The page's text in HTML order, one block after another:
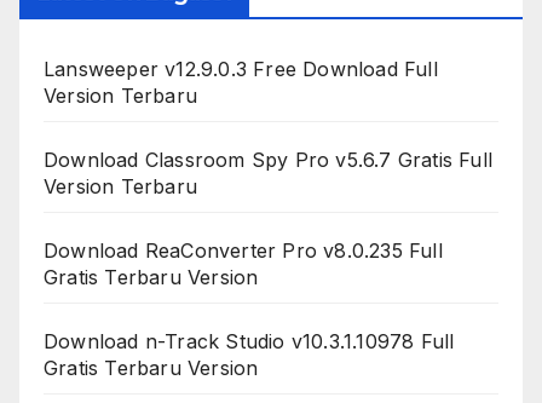
Lansweeper v12.9.0.3 Free Download Full
Version Terbaru
Download Classroom Spy Pro v5.6.7 Gratis Full
Version Terbaru
Download ReaConverter Pro v8.0.235 Full
Gratis Terbaru Version
Download n-Track Studio v10.3.1.10978 Full
Gratis Terbaru Version